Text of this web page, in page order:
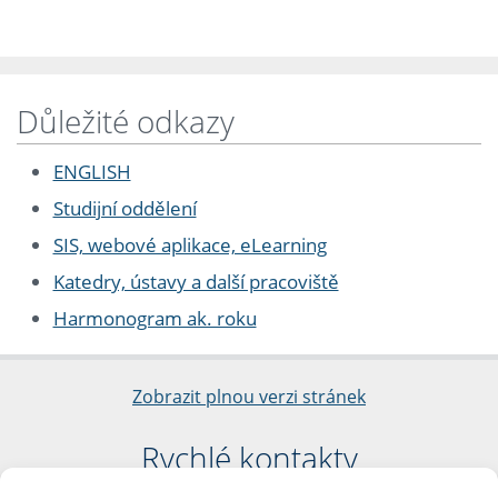
Důležité odkazy
ENGLISH
Studijní oddělení
SIS, webové aplikace, eLearning
Katedry, ústavy a další pracoviště
Harmonogram ak. roku
Zobrazit plnou verzi stránek
Rychlé kontakty